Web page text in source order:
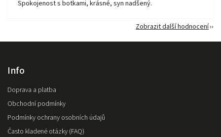
Spokojenost s botkami, krásné, syn nadšený.
Zobrazit další hodnocení
Info
Doprava a platba
Obchodní podmínky
Podmínky ochrany osobních údajů
Často kladené otázky (FAQ)